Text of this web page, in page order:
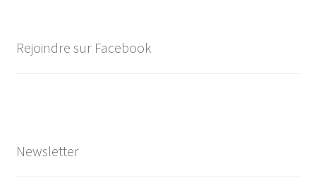
Rejoindre sur Facebook
Newsletter